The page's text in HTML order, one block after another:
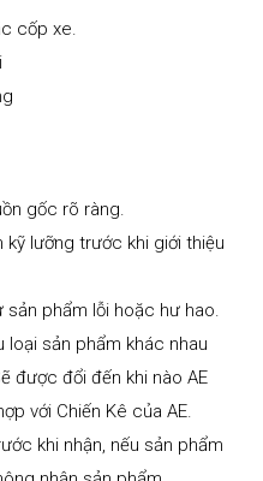
cốp xe.
gốc rõ ràng.
lưỡng trước khi giới thiệu
sản phẩm lỗi hoặc hư hao.
loại sản phẩm khác nhau
được đổi đến khi nào AE
với Chiến Kê của AE.
khi nhận, nếu sản phẩm